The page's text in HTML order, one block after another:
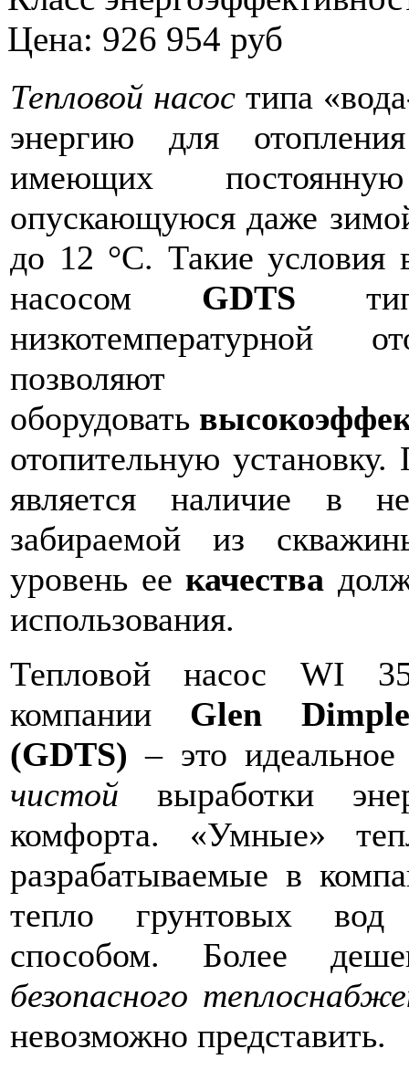
Цена: 926 954 руб
Тепловой насостипа
энергию для
имеющих
опускающуюся даже
до 12 °C. Такие условия
насосом GDTS
низкотемпературной
позволяют
оборудовать
отопительную
является наличие в
забираемой из
уровень ее качества
использования.
Тепловой насос WI
компании Glen
(GDTS) – это
чистой выработки
комфорта. «Умные»
разрабатываемые в
тепло грунтовых
способом. Более
безопасного
невозможно представить.